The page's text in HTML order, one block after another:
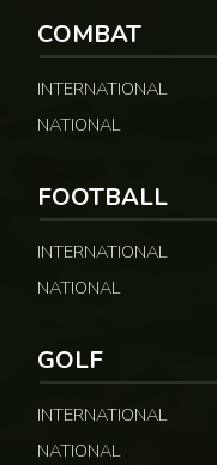
COMBAT
INTERNATIONAL
NATIONAL
FOOTBALL
INTERNATIONAL
NATIONAL
GOLF
INTERNATIONAL
NATIONAL